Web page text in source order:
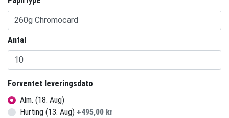
Antal
Forventet leveringsdato
Alm. (18. Aug)
Hurting (13. Aug) +495,00 kr